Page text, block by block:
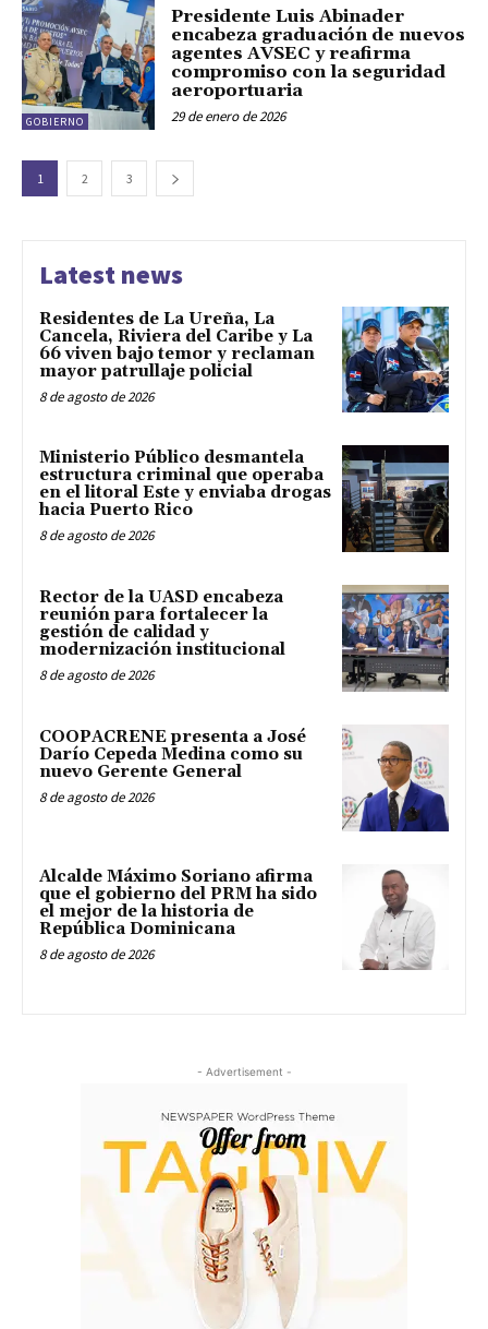
GOBIERNO
Presidente Luis Abinader
encabeza graduación de nuevos
agentes AVSEC y reafirma
compromiso con la seguridad
aeroportuaria
29 de enero de 2026
1 2 3
Latest news
Residentes de La Ureña, La
Cancela, Riviera del Caribe y La
66 viven bajo temor y reclaman
mayor patrullaje policial
8 de agosto de 2026
Ministerio Público desmantela
estructura criminal que operaba
en el litoral Este y enviaba drogas
hacia Puerto Rico
8 de agosto de 2026
Rector de la UASD encabeza
reunión para fortalecer la
gestión de calidad y
modernización institucional
8 de agosto de 2026
COOPACRENE presenta a José
Darío Cepeda Medina como su
nuevo Gerente General
8 de agosto de 2026
Alcalde Máximo Soriano afirma
que el gobierno del PRM ha sido
el mejor de la historia de
República Dominicana
8 de agosto de 2026
- Advertisement -